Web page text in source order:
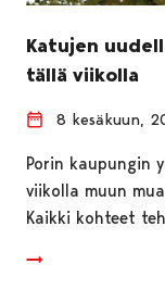
Katujen
tällä viikolla
8 kesäkuun,
Porin kaupungin
viikolla muun
Kaikki kohteet